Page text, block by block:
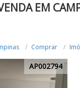
EM
Comprar
AP002794